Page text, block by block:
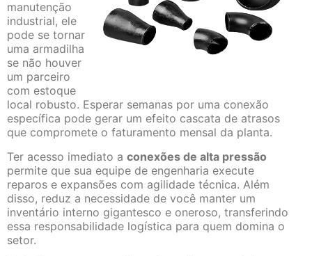
manutenção
industrial, ele
pode se tornar
uma armadilha
se não houver
um parceiro
com estoque
local robusto. Esperar semanas por uma conexão
específica pode gerar um efeito cascata de atrasos
que compromete o faturamento mensal da planta.
Ter acesso imediato a conexões de alta pressão
permite que sua equipe de engenharia execute
reparos e expansões com agilidade técnica. Além
disso, reduz a necessidade de você manter um
inventário interno gigantesco e oneroso, transferindo
essa responsabilidade logística para quem domina o
setor.